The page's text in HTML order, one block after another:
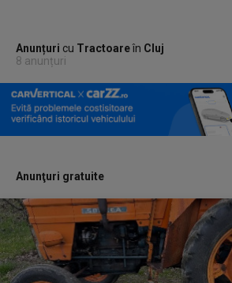
Anunțuri cu Tractoareîn Cluj
8 anunțuri
Anunţuri gratuite